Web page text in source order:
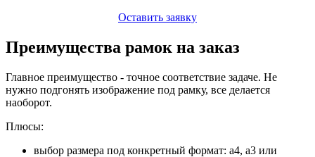
Оставить заявку
Преимущества рамок на заказ
Главное преимущество - точное соответствие задаче. Не
нужно подгонять изображение под рамку, все делается
наоборот.
Плюсы:
выбор размера под конкретный формат: а4, а3 или